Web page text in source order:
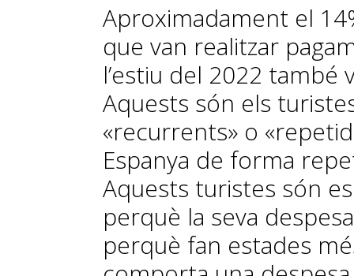
Aproximadament el
que van realitzar
l’estiu del 2022
Aquests són els
«recurrents» o
Espanya de forma
Aquests turistes són
perquè la seva
perquè fan estades